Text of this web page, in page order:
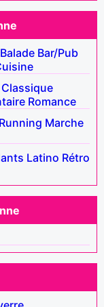
Balade Bar/Pub
Classique
Romance
Marche
Latino Rétro